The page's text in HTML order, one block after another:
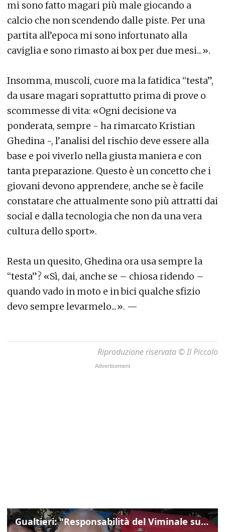
mi sono fatto magari più male giocando a
calcio che non scendendo dalle piste. Per una
partita all’epoca mi sono infortunato alla
caviglia e sono rimasto ai box per due mesi...».
Insomma, muscoli, cuore ma la fatidica “testa”,
da usare magari soprattutto prima di prove o
scommesse di vita: «Ogni decisione va
ponderata, sempre - ha rimarcato Kristian
Ghedina -, l’analisi del rischio deve essere alla
base e poi viverlo nella giusta maniera e con
tanta preparazione. Questo è un concetto che i
giovani devono apprendere, anche se è facile
constatare che attualmente sono più attratti dai
social e dalla tecnologia che non da una vera
cultura dello sport».
Resta un quesito, Ghedina ora usa sempre la
“testa”? «Sì, dai, anche se – chiosa ridendo –
quando vado in moto e in bici qualche sfizio
devo sempre levarmelo...». —
Riproduzione riservata © Il Piccolo
Gualtieri: "Responsabilità del Viminale su Spin Time? La posizione dei partiti è nota"